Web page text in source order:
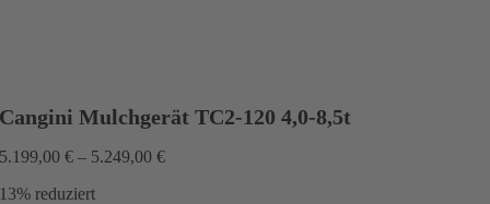
Cangini Mulchgerät TC2-120 4,0-8,5t
5.199,00€ – 5.249,00€
13% reduziert